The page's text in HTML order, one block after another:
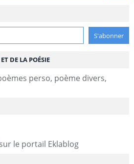
DE LA POÉSIE
perso, poème divers,
sur le portail Eklablog